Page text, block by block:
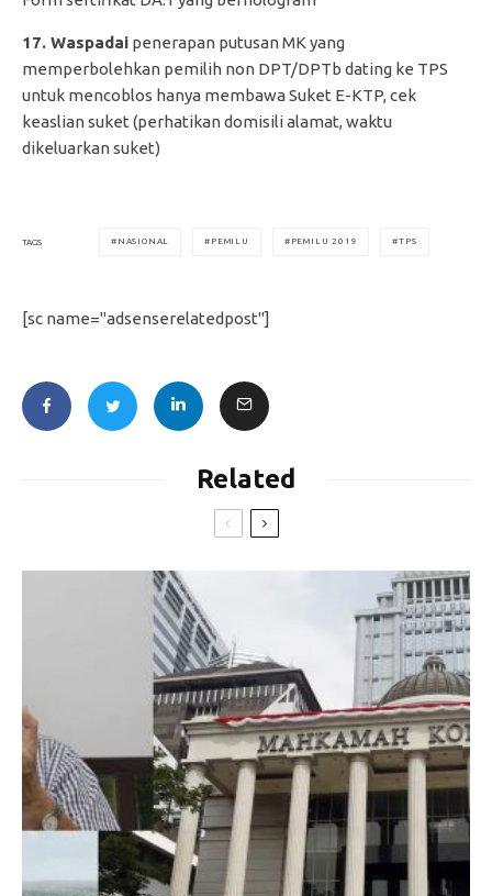
17. Waspadai penerapan putusan MK yang
memperbolehkan pemilih non DPT/DPTb dating ke TPS
untuk mencoblos hanya membawa Suket E-KTP, cek
keaslian suket (perhatikan domisili alamat, waktu
dikeluarkan suket)
TAGS NASIONAL PEMILU PEMILU 2019 TPS
[sc name="adsenserelatedpost"]
Related